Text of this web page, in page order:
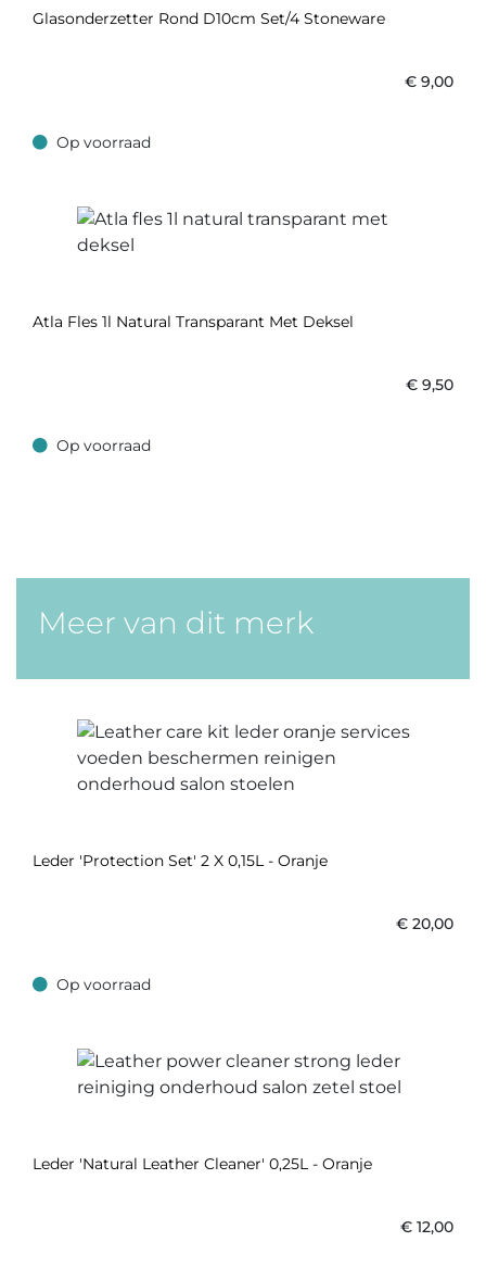
Glasonderzetter Rond D10cm Set/4 Stoneware
€ 9,00
Op voorraad
Op voorraad
Atla Fles 1l Natural Transparant Met Deksel
€ 9,50
Op voorraad
Op voorraad
Meer van dit merk
Leder 'Protection Set' 2 X 0,15L - Oranje
€ 20,00
Op voorraad
Op voorraad
Leder 'Natural Leather Cleaner' 0,25L - Oranje
€ 12,00